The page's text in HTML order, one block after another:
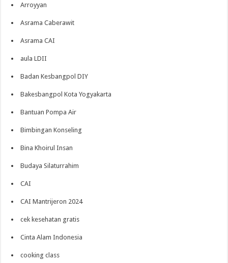
Arroyyan
Asrama Caberawit
Asrama CAI
aula LDII
Badan Kesbangpol DIY
Bakesbangpol Kota Yogyakarta
Bantuan Pompa Air
Bimbingan Konseling
Bina Khoirul Insan
Budaya Silaturrahim
CAI
CAI Mantrijeron 2024
cek kesehatan gratis
Cinta Alam Indonesia
cooking class